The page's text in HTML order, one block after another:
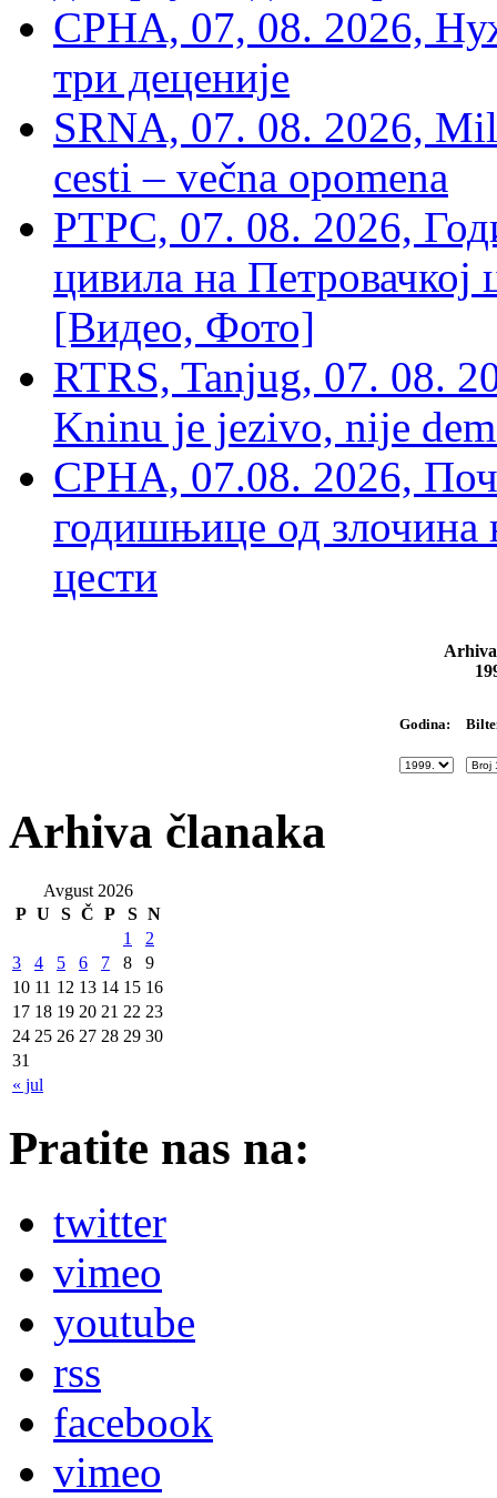
СРНА, 07, 08. 2026,
три деценије
SRNA, 07. 08. 2026,
cesti – večna opomena
РТРС, 07. 08. 2026,
цивила на Петровачкој
[Видео, Фото]
RTRS, Tanjug, 07. 08.
Kninu je jezivo, nije
СРНА, 07.08. 2026,
годишњице од злочина
цести
Godina:
Arhiva članaka
Avgust 2026
P U S Č P S N
« jul
1
2
3
4 5 6 7 8
9
10 11 12 13 14 15 16
17 18 19 20 21 22 23
24 25 26 27 28 29 30
31
Pratite nas na:
twitter
vimeo
youtube
rss
facebook
vimeo